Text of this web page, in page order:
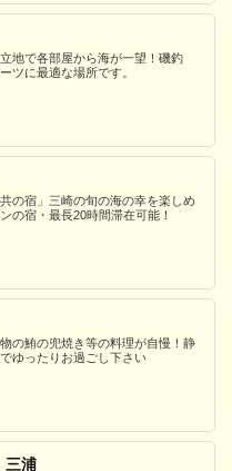
地で各部屋から海が一望！磯釣
ツに最適な場所です。
の宿」三崎の旬の海の幸を楽しめ
の宿・最長20時間滞在可能！
の鮪の兜焼き等の料理が自慢！静
ゆったりお過ごし下さい
三浦